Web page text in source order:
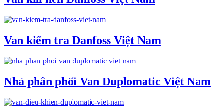
Van kiểm tra Danfoss Việt Nam
Nhà phân phối Van Duplomatic Việt Nam